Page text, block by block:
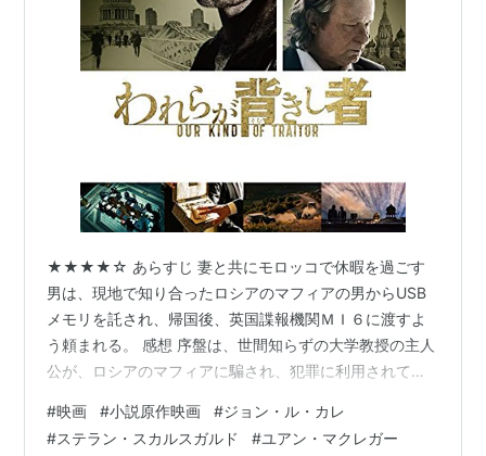
★★★★☆ あらすじ 妻と共にモロッコで休暇を過ごす
男は、現地で知り合ったロシアのマフィアの男からUSB
メモリを託され、帰国後、英国諜報機関ＭＩ６に渡すよ
う頼まれる。 感想 序盤は、世間知らずの大学教授の主人
公が、ロシアのマフィアに騙され、犯罪に利用されてし
組織が代替わりして身の危険を感じたマフィアの男が、
家族と共に亡命しようと必死に主人公にすがりついてい
#映画 #小説原作映画 #ジョン・ル・カレ
#ステラン・スカルスガルド #ユアン・マクレガー